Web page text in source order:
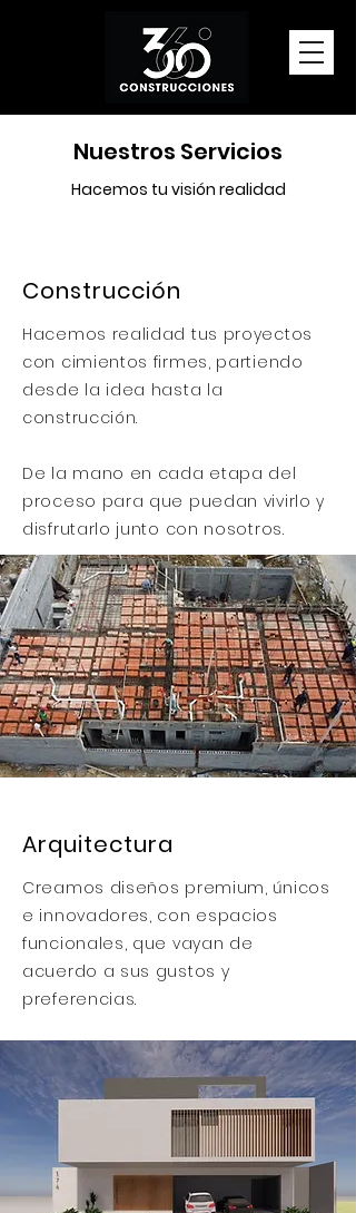
Nuestros Servicios
Hacemos tu visión realidad
Construcción
Hacemos realidad tus proyectos
con cimientos firmes, partiendo
desde la idea hasta la
construcción.
De la mano en cada etapa del
proceso para que puedan vivirlo y
disfrutarlo junto con nosotros.
Arquitectura
Creamos diseños premium, únicos
e innovadores, con espacios
funcionales, que vayan de
acuerdo a sus gustos y
preferencias.